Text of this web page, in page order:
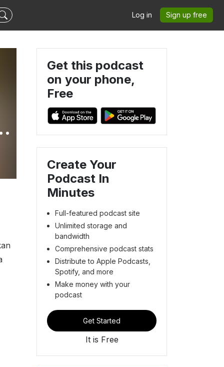
Log in Sign up free
Get this podcast
on your phone,
Free
Create Your
Podcast In
Minutes
Full-featured podcast site
Unlimited storage and
bandwidth
Comprehensive podcast stats
Distribute to Apple Podcasts,
Spotify, and more
Make money with your
podcast
Get Started
It is Free